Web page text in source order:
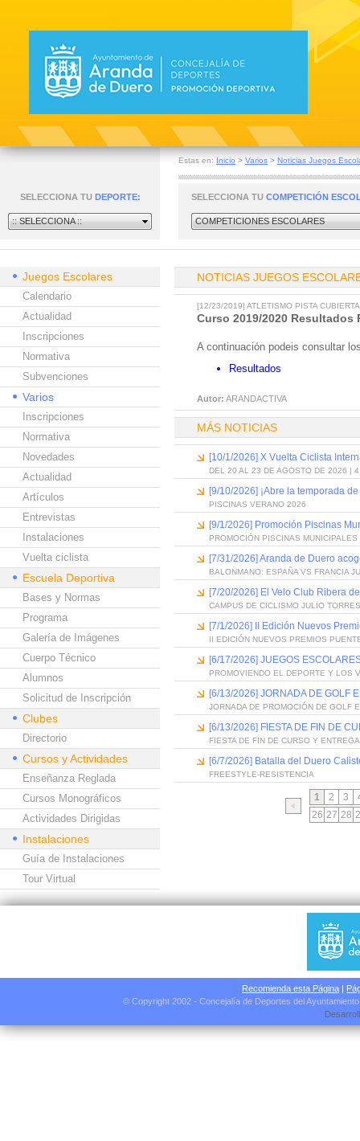
Estas en: Inicio > Varios > Noticias Juegos
SELECCIONA TU DEPORTE:
:: SELECCIONA ::
SELECCIONA TU COMPETICIÓN
COMPETICIONES ESCOLARES
Juegos Escolares
Calendario
Actualidad
Inscripciones
Normativa
Subvenciones
Varios
Inscripciones
Normativa
Novedades
Actualidad
Artículos
Entrevistas
Instalaciones
Vuelta ciclista
Escuela Deportiva
Bases y Normas
Programa
Galería de Imágenes
Cuerpo Técnico
Alumnos
Solicitud de Inscripción
Clubes
Directorio
Cursos y Actividades
Enseñanza Reglada
Cursos Monográficos
Actividades Dirigidas
Instalaciones
Guía de Instalaciones
Tour Virtual
NOTICIAS JUEGOS
[12/23/2019] ATLETISMO PISTA CUBIERTA
Curso 2019/2020
A continuación podeis consultar
Resultados
Autor: ARANDACTIVA
MÁS NOTICIAS
[10/1/2026] X Vuelta Ciclista
DEL 20 AL 23 DE AGOSTO DE 2026 | 4
[9/10/2026] ¡Abre la temporada
PISCINAS VERANO 2026
[9/1/2026] Promoción Piscinas
PROMOCIÓN PISCINAS
[7/31/2026] Aranda de Duero
BALONMANO: ESPAÑA VS FRANCIA
[7/20/2026] El Velo Club Ribera
CAMPUS DE CICLISMO JULIO
[7/1/2026] II Edición Nuevos
II EDICIÓN NUEVOS PREMIOS
[6/17/2026] JUEGOS
PROMOVIENDO EL DEPORTE Y LOS
[6/13/2026] JORNADA DE GOLF
JORNADA DE PROMOCIÓN DE GOLF
[6/13/2026] FIESTA DE FIN DE
FIESTA DE FIN DE CURSO Y
[6/7/2026] Batalla del Duero
FREESTYLE-RESISTENCIA
1 2 3
26 27 28
Recomienda esta Página |
© Copyright 2002 - Concejalía de Deportes del